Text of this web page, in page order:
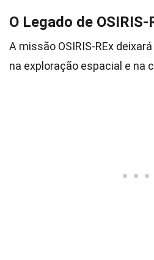
O Legado de OSIRIS-
A missão OSIRIS-REx
na exploração espacial e na